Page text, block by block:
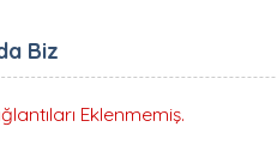
Biz
Eklenmemiş.